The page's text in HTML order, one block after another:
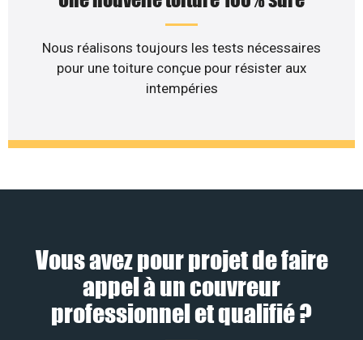
Nous réalisons toujours les tests nécessaires
pour une toiture conçue pour résister aux
intempéries
Vous avez pour projet de faire
appel à un couvreur
professionnel et qualifié ?